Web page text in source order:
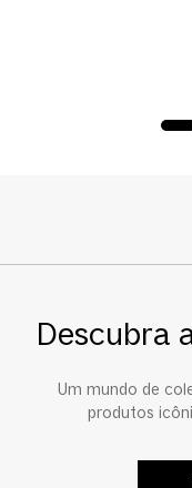
Descubra
Um mundo de
produtos